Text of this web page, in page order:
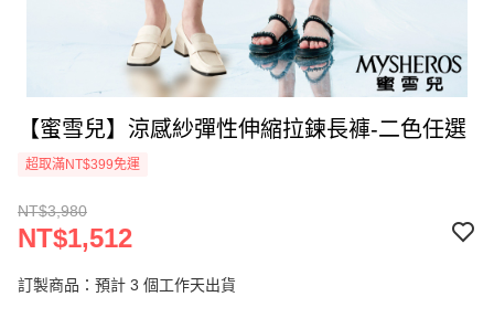
【蜜雪兒】涼感紗彈性伸縮拉鍊長褲-二色任選
超取滿NT$399免運
NT$3,980
NT$1,512
訂製商品：預計 3 個工作天出貨